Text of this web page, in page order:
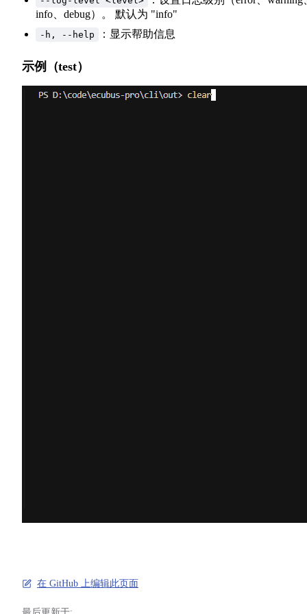
info、debug）。 默认为 "info"
-h, --help ：显示帮助信息
示例（test）
在 GitHub 上编辑此页面
最后更新于: